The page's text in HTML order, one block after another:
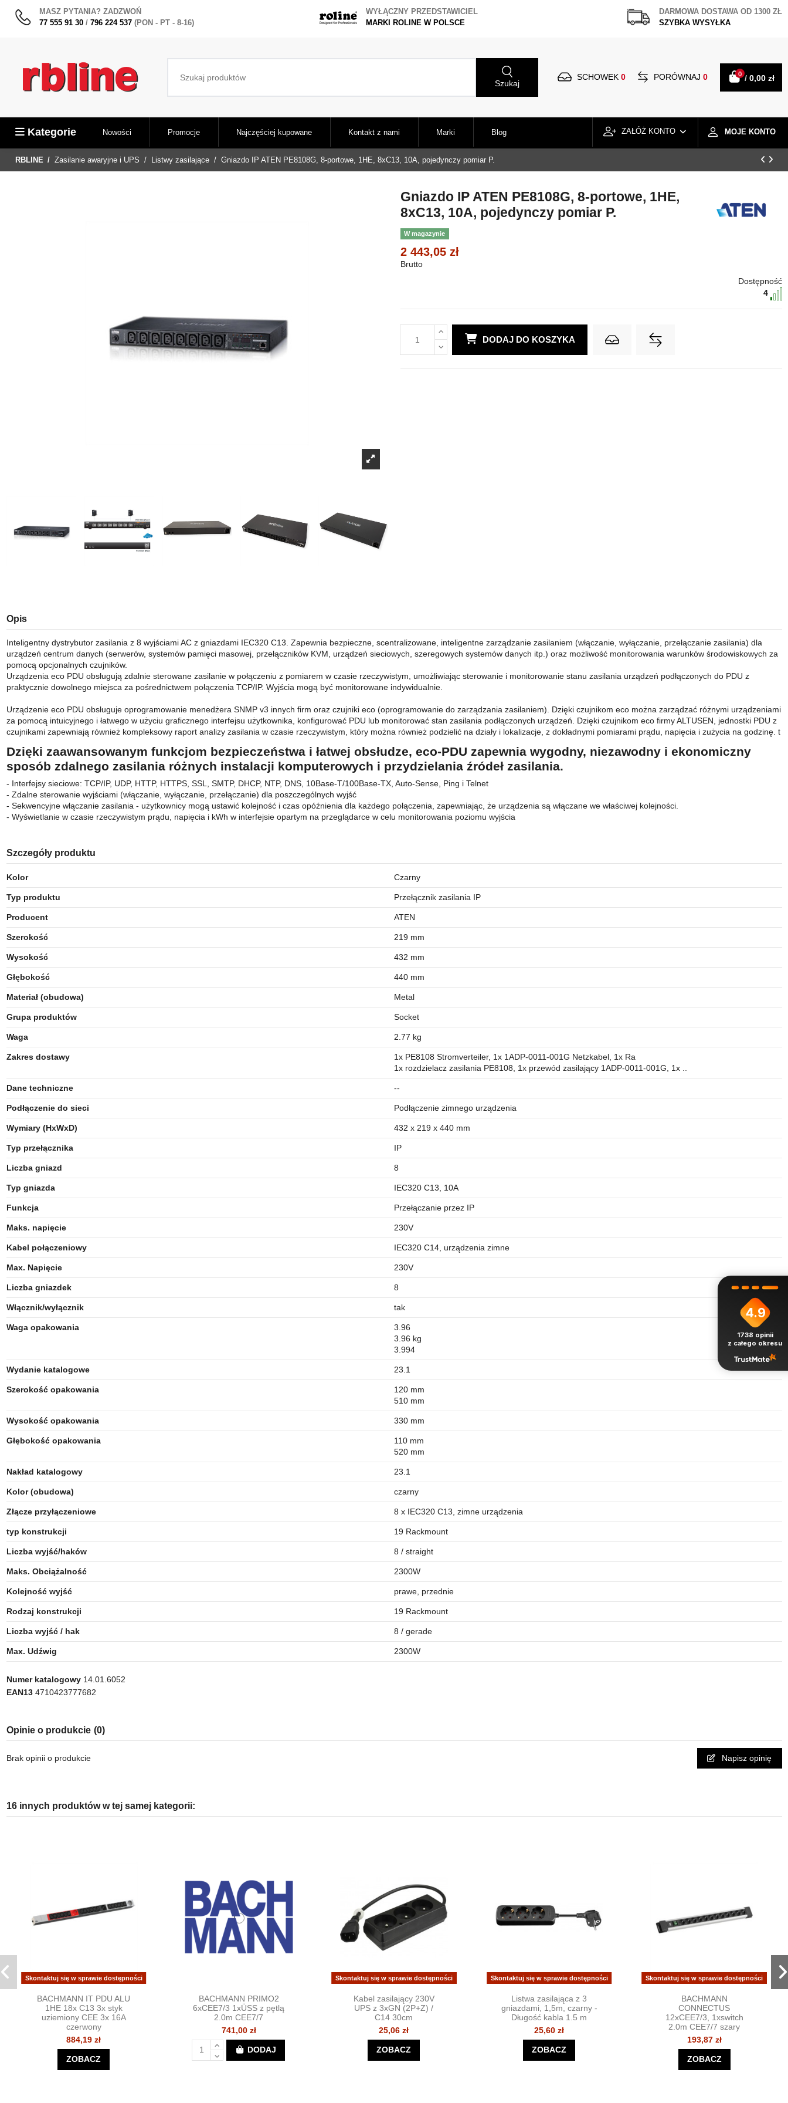
MASZ PYTANIA? ZADZWOŃ
77 555 91 30/ 796 224 537 (PON - PT - 8-16)
WYŁĄCZNY PRZEDSTAWICIEL
MARKI ROLINE W POLSCE
DARMOWA DOSTAWA OD 1300 ZŁ
SZYBKA WYSYŁKA
Szukaj
SCHOWEK 0 PORÓWNAJ 0 0 / 0,00 zł
Kategorie Nowości Promocje Najczęściej kupowane Kontakt z nami Marki Blog MOJE KONTO
ZAŁÓŻ KONTO
RBLINE Zasilanie awaryjne i UPS Listwy zasilające Gniazdo IP ATEN PE8108G, 8-portowe, 1HE, 8xC13, 10A, pojedynczy pomiar P.
Gniazdo IP ATEN PE8108G, 8-portowe, 1HE,
8xC13, 10A, pojedynczy pomiar P.
W magazynie
2 443,05 zł
Brutto
Dostępność
4
DODAJ DO KOSZYKA
Opis
Inteligentny dystrybutor zasilania z 8 wyjściami AC z gniazdami IEC320 C13. Zapewnia bezpieczne, scentralizowane, inteligentne zarządzanie zasilaniem (włączanie, wyłączanie, przełączanie zasilania) dla
urządzeń centrum danych (serwerów, systemów pamięci masowej, przełączników KVM, urządzeń sieciowych, szeregowych systemów danych itp.) oraz możliwość monitorowania warunków środowiskowych za
pomocą opcjonalnych czujników.
Urządzenia eco PDU obsługują zdalnie sterowane zasilanie w połączeniu z pomiarem w czasie rzeczywistym, umożliwiając sterowanie i monitorowanie stanu zasilania urządzeń podłączonych do PDU z
praktycznie dowolnego miejsca za pośrednictwem połączenia TCP/IP. Wyjścia mogą być monitorowane indywidualnie.
Urządzenie eco PDU obsługuje oprogramowanie menedżera SNMP v3 innych firm oraz czujniki eco (oprogramowanie do zarządzania zasilaniem). Dzięki czujnikom eco można zarządzać różnymi urządzeniami
za pomocą intuicyjnego i łatwego w użyciu graficznego interfejsu użytkownika, konfigurować PDU lub monitorować stan zasilania podłączonych urządzeń. Dzięki czujnikom eco firmy ALTUSEN, jednostki PDU z
czujnikami zapewniają również kompleksowy raport analizy zasilania w czasie rzeczywistym, który można również podzielić na działy i lokalizacje, z dokładnymi pomiarami prądu, napięcia i zużycia na godzinę. t
Dzięki zaawansowanym funkcjom bezpieczeństwa i łatwej obsłudze, eco-PDU zapewnia wygodny, niezawodny i ekonomiczny
sposób zdalnego zasilania różnych instalacji komputerowych i przydzielania źródeł zasilania.
- Interfejsy sieciowe: TCP/IP, UDP, HTTP, HTTPS, SSL, SMTP, DHCP, NTP, DNS, 10Base-T/100Base-TX, Auto-Sense, Ping i Telnet
- Zdalne sterowanie wyjściami (włączanie, wyłączanie, przełączanie) dla poszczególnych wyjść
- Sekwencyjne włączanie zasilania - użytkownicy mogą ustawić kolejność i czas opóźnienia dla każdego połączenia, zapewniając, że urządzenia są włączane we właściwej kolejności.
- Wyświetlanie w czasie rzeczywistym prądu, napięcia i kWh w interfejsie opartym na przeglądarce w celu monitorowania poziomu wyjścia
Szczegóły produktu
Kolor Czarny
Typ produktu Przełącznik zasilania IP
Producent ATEN
Szerokość 219 mm
Wysokość 432 mm
Głębokość 440 mm
Materiał (obudowa) Metal
Grupa produktów Socket
Waga 2.77 kg
Zakres dostawy
1x PE8108 Stromverteiler, 1x 1ADP-0011-001G Netzkabel, 1x Ra
1x rozdzielacz zasilania PE8108, 1x przewód zasilający 1ADP-0011-001G, 1x ..
Dane techniczne --
Podłączenie do sieci Podłączenie zimnego urządzenia
Wymiary (HxWxD) 432 x 219 x 440 mm
Typ przełącznika IP
Liczba gniazd 8
Typ gniazda IEC320 C13, 10A
Funkcja Przełączanie przez IP
Maks. napięcie 230V
Kabel połączeniowy IEC320 C14, urządzenia zimne
Max. Napięcie 230V
Liczba gniazdek 8
Włącznik/wyłącznik tak
Waga opakowania
3.96
3.96 kg
3.994
Wydanie katalogowe 23.1
Szerokość opakowania
120 mm
510 mm
Wysokość opakowania 330 mm
Głębokość opakowania
110 mm
520 mm
Nakład katalogowy 23.1
Kolor (obudowa) czarny
Złącze przyłączeniowe 8 x IEC320 C13, zimne urządzenia
typ konstrukcji 19 Rackmount
Liczba wyjść/haków 8 / straight
Maks. Obciążalność 2300W
Kolejność wyjść prawe, przednie
Rodzaj konstrukcji 19 Rackmount
Liczba wyjść / hak 8 / gerade
Max. Udźwig 2300W
Numer katalogowy 14.01.6052
EAN13 4710423777682
Opinie o produkcie (0)
Brak opinii o produkcie Napisz opinię
16 innych produktów w tej samej kategorii:
Skontaktuj się w sprawie dostępności
BACHMANN IT PDU ALU
1HE 18x C13 3x styk
uziemiony CEE 3x 16A
czerwony
884,19 zł
ZOBACZ
BACHMANN PRIMO2
6xCEE7/3 1xÜSS z pętlą
2.0m CEE7/7
741,00 zł
DODAJ
Skontaktuj się w sprawie dostępności
Kabel zasilający 230V
UPS z 3xGN (2P+Z) /
C14 30cm
25,06 zł
ZOBACZ
Skontaktuj się w sprawie dostępności
Listwa zasilająca z 3
gniazdami, 1,5m, czarny -
Długość kabla 1.5 m
25,60 zł
ZOBACZ
Skontaktuj się w sprawie dostępności
BACHMANN
CONNECTUS
12xCEE7/3, 1xswitch
2.0m CEE7/7 szary
193,87 zł
ZOBACZ
4.9
1738 opinii
z całego okresu